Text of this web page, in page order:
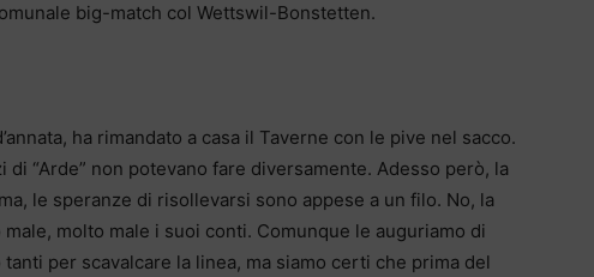
big-match col Wettswil-Bonstetten.
ha rimandato a casa il Taverne con le pive nel sacco.
“Arde” non potevano fare diversamente. Adesso però, la
le speranze di risollevarsi sono appese a un filo. No, la
molto male i suoi conti. Comunque le auguriamo di
per scavalcare la linea, ma siamo certi che prima del